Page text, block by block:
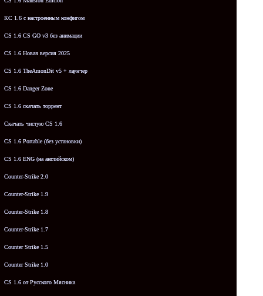
КС 1.6 с настроенным конфигом
CS 1.6 CS GO v3 без анимации
CS 1.6 Новая версия 2025
CS 1.6 TheAmonDit v5 + лаунчер
CS 1.6 Danger Zone
CS 1.6 скачать торрент
Скачать чистую CS 1.6
CS 1.6 Portable (без установки)
CS 1.6 ENG (на английском)
Counter-Strike 2.0
Counter-Strike 1.9
Counter-Strike 1.8
Counter-Strike 1.7
Counter Strike 1.5
Counter Strike 1.0
CS 1.6 от Русского Мясника